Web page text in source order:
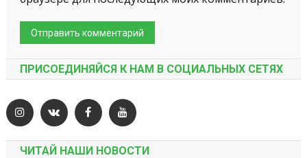
ПРИСОЕДИНЯЙСЯ К НАМ В СОЦИАЛЬНЫХ СЕТЯХ
ЧИТАЙ НАШИ НОВОСТИ